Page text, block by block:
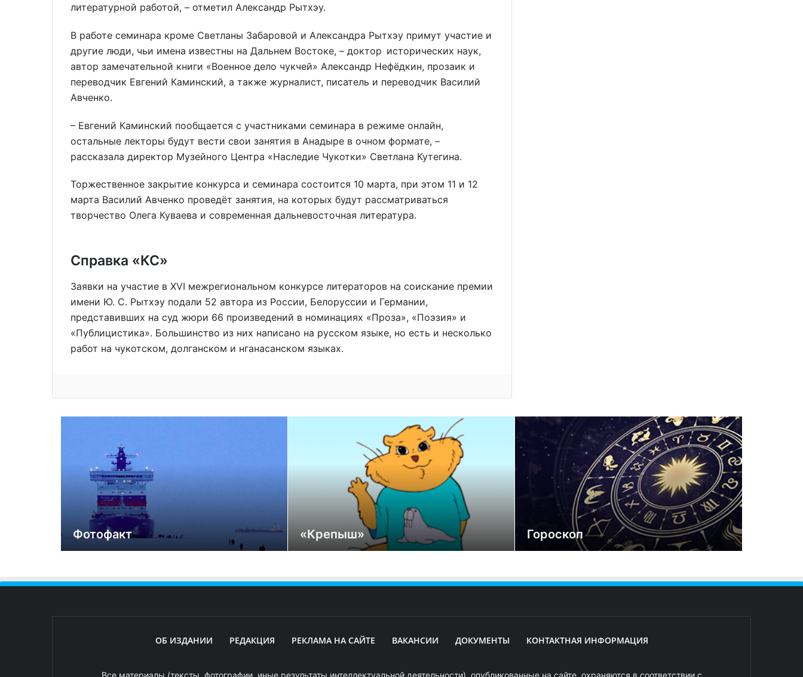
литературной работой, – отметил Александр Рытхэу.
В работе семинара кроме Светланы Забаровой и Александра Рытхэу примут участие и
другие люди, чьи имена известны на Дальнем Востоке, – доктор исторических наук,
автор замечательной книги «Военное дело чукчей» Александр Нефёдкин, прозаик и
переводчик Евгений Каминский, а также журналист, писатель и переводчик Василий
Авченко.
– Евгений Каминский пообщается с участниками семинара в режиме онлайн,
остальные лекторы будут вести свои занятия в Анадыре в очном формате, –
рассказала директор Музейного Центра «Наследие Чукотки» Светлана Кутегина.
Торжественное закрытие конкурса и семинара состоится 10 марта, при этом 11 и 12
марта Василий Авченко проведёт занятия, на которых будут рассматриваться
творчество Олега Куваева и современная дальневосточная литература.
Справка «КС»
Заявки на участие в ХVI межрегиональном конкурсе литераторов на соискание премии
имени Ю. С. Рытхэу подали 52 автора из России, Белоруссии и Германии,
представивших на суд жюри 66 произведений в номинациях «Проза», «Поэзия» и
«Публицистика». Большинство из них написано на русском языке, но есть и несколько
работ на чукотском, долганском и нганасанском языках.
Фотофакт «Крепыш» Гороскоп
ОБ ИЗДАНИИ РЕДАКЦИЯ РЕКЛАМА НА САЙТЕ ВАКАНСИИ ДОКУМЕНТЫ КОНТАКТНАЯ ИНФОРМАЦИЯ